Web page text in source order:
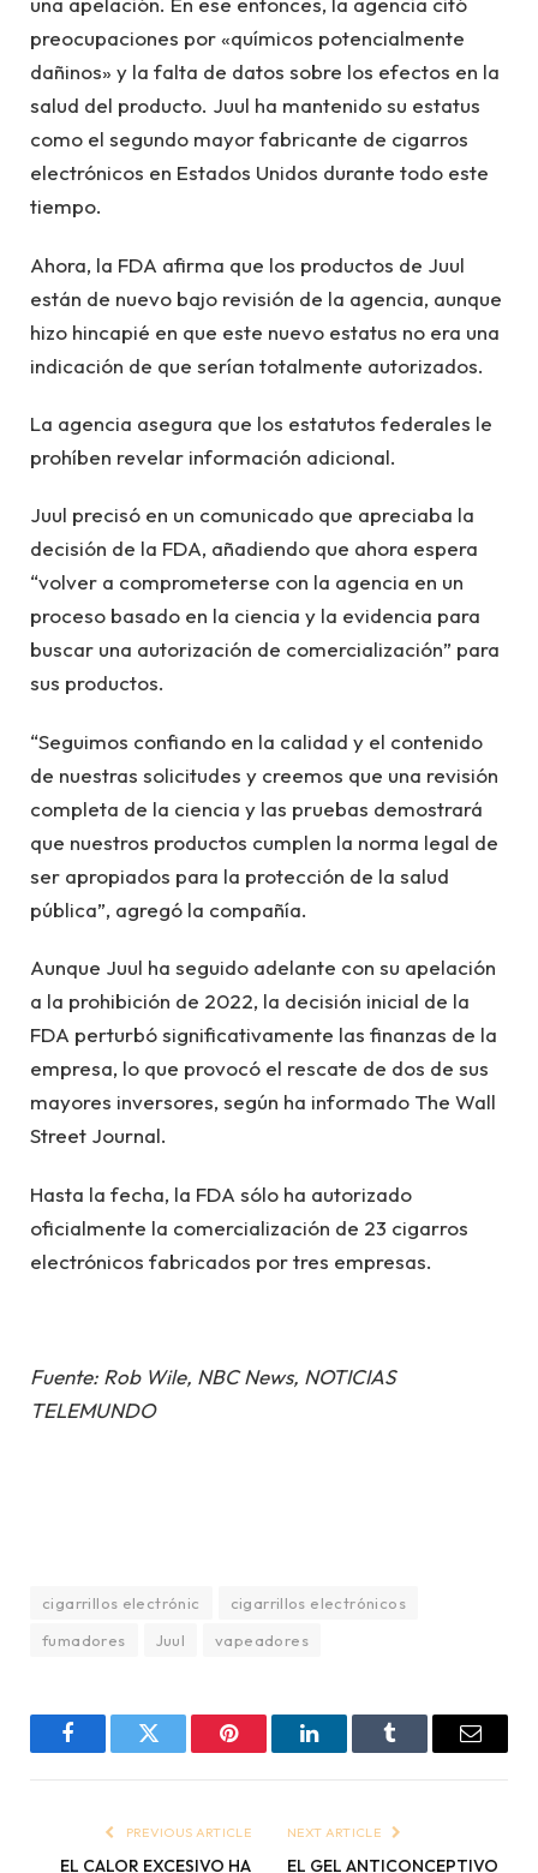
preocupaciones por «químicos potencialmente
dañinos» y la falta de datos sobre los efectos en la
salud del producto. Juul ha mantenido su estatus
como el segundo mayor fabricante de cigarros
electrónicos en Estados Unidos durante todo este
tiempo.
Ahora, la FDA afirma que los productos de Juul
están de nuevo bajo revisión de la agencia, aunque
hizo hincapié en que este nuevo estatus no era una
indicación de que serían totalmente autorizados.
La agencia asegura que los estatutos federales le
prohíben revelar información adicional.
Juul precisó en un comunicado que apreciaba la
decisión de la FDA, añadiendo que ahora espera
“volver a comprometerse con la agencia en un
proceso basado en la ciencia y la evidencia para
buscar una autorización de comercialización” para
sus productos.
“Seguimos confiando en la calidad y el contenido
de nuestras solicitudes y creemos que una revisión
completa de la ciencia y las pruebas demostrará
que nuestros productos cumplen la norma legal de
ser apropiados para la protección de la salud
pública”, agregó la compañía.
Aunque Juul ha seguido adelante con su apelación
a la prohibición de 2022, la decisión inicial de la
FDA perturbó significativamente las finanzas de la
empresa, lo que provocó el rescate de dos de sus
mayores inversores, según ha informado The Wall
Street Journal.
Hasta la fecha, la FDA sólo ha autorizado
oficialmente la comercialización de 23 cigarros
electrónicos fabricados por tres empresas.
Fuente: Rob Wile, NBC News, NOTICIAS
TELEMUNDO
cigarrillos electrónic
cigarrillos electrónicos
fumadores
Juul vapeadores
FacebookTwitter Pinterest LinkedInTumblr Email
PREVIOUS ARTICLE
EL CALOR EXCESIVO HA
NEXT ARTICLE
EL GEL ANTICONCEPTIVO